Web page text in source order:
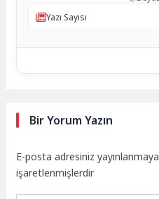
Yazı Sayısı
Bir Yorum Yazın
E-posta adresiniz
işaretlenmişlerdir